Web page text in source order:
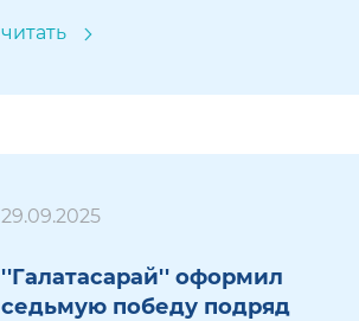
читать
29.09.2025
''Галатасарай'' оформил
седьмую победу подряд